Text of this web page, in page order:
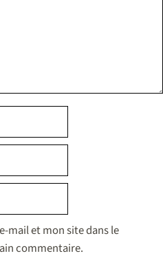
mail et mon site dans le
commentaire.